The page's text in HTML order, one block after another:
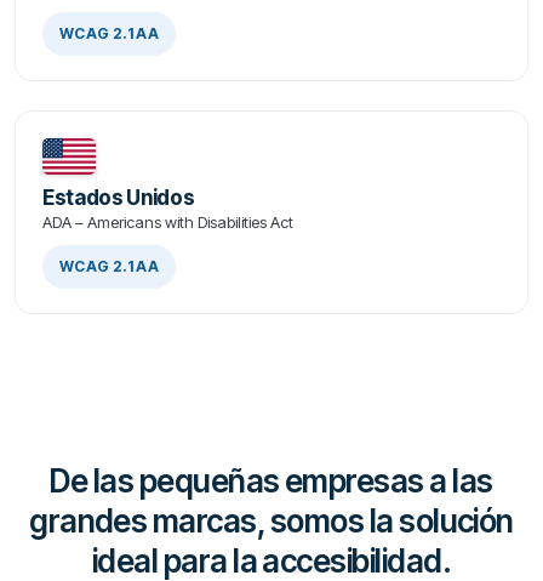
WCAG 2.1 AA
Estados Unidos
ADA – Americans with Disabilities Act
WCAG 2.1 AA
De las pequeñas empresas a las
grandes marcas, somos la solución
ideal para la accesibilidad.